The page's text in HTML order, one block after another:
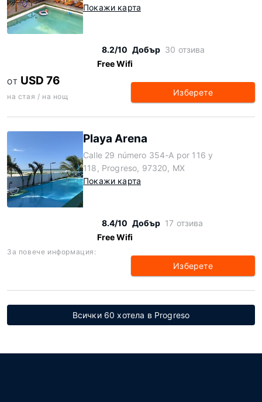
Покажи карта
8.2/10 Добър 30 отзива
Free Wifi
ОТ USD 76
на стая / на нощ Изберете
Playa Arena
Calle 29 número 354-A por 116 y
118, Progreso, 97320, MX
Покажи карта
8.4/10 Добър 17 отзива
Free Wifi
За повече информация:
Изберете
Всички 60 хотела в Progreso